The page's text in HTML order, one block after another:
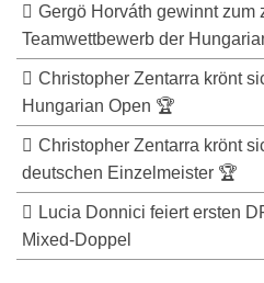
Gergö Horváth gewinnt zum
Teamwettbewerb der
Christopher Zentarra krönt
Hungarian Open 🏆
Christopher Zentarra krönt
deutschen Einzelmeister 🏆
Lucia Donnici feiert ersten
Mixed-Doppel